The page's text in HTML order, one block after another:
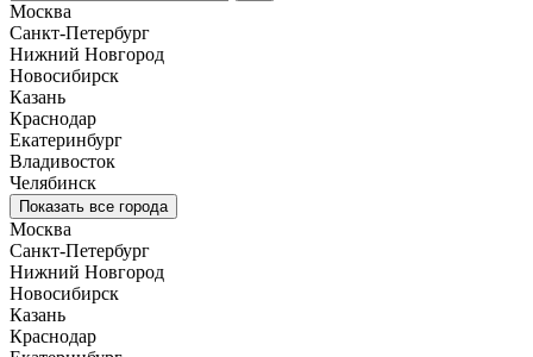
Москва
Санкт-Петербург
Нижний Новгород
Новосибирск
Казань
Краснодар
Екатеринбург
Владивосток
Челябинск
Показать все города
Москва
Санкт-Петербург
Нижний Новгород
Новосибирск
Казань
Краснодар